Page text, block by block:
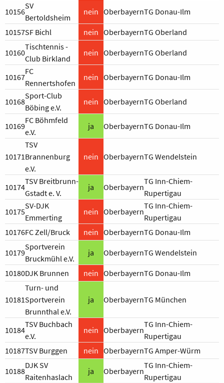
10156
SV
Bertoldsheim
nein OberbayernTG Donau-Ilm
10157SF Bichl nein OberbayernTG Oberland
10160
Tischtennis -
Club Birkland
nein OberbayernTG Oberland
10167
FC
Rennertshofen
nein OberbayernTG Donau-Ilm
10168
Sport-Club
Böbing e.V.
nein OberbayernTG Oberland
10169
FC Böhmfeld
e.V.
ja OberbayernTG Donau-Ilm
10171
TSV
Brannenburg
e.V.
nein OberbayernTG Wendelstein
10174
TSV Breitbrunn-
Gstadt e. V.
ja Oberbayern
TG Inn-Chiem-
Rupertigau
10175
SV-DJK
Emmerting
nein Oberbayern
TG Inn-Chiem-
Rupertigau
10176FC Zell/Bruck nein OberbayernTG Donau-Ilm
10179
Sportverein
Bruckmühl e.V.
ja OberbayernTG Wendelstein
10180DJK Brunnen nein OberbayernTG Donau-Ilm
10181
Turn- und
Sportverein
Brunnthal e.V.
ja OberbayernTG München
10184
TSV Buchbach
e.V.
nein Oberbayern
TG Inn-Chiem-
Rupertigau
10187TSV Burggen nein OberbayernTG Amper-Würm
10188
DJK SV
Raitenhaslach
ja Oberbayern
TG Inn-Chiem-
Rupertigau